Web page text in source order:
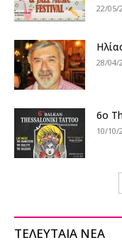
22/05/
28/04/
6o
10/10/
ΤΕΛΕΥΤΑΙΑ ΝΕΑ